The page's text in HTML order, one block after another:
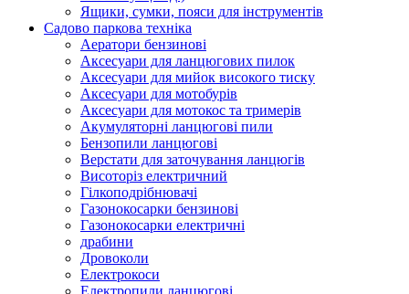
Ящики, сумки, пояси для інструментів
Садово паркова техніка
Аератори бензинові
Аксесуари для ланцюгових пилок
Аксесуари для мийок високого тиску
Аксесуари для мотобурів
Аксесуари для мотокос та тримерів
Акумуляторні ланцюгові пили
Бензопили ланцюгові
Верстати для заточування ланцюгів
Висоторіз електричний
Гілкоподрібнювачі
Газонокосарки бензинові
Газонокосарки електричні
драбини
Дровоколи
Електрокоси
Електропили ланцюгові